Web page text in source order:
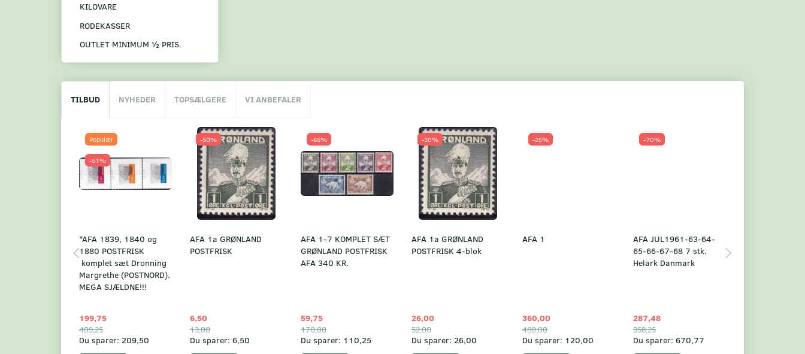
KILOVARE
RODEKASSER
OUTLET MINIMUM ½ PRIS.
TILBUD NYHEDER TOPSÆLGERE VI ANBEFALER
Populær
-51%
*AFA 1839, 1840 og
1880 POSTFRISK
komplet sæt Dronning
Margrethe (POSTNORD).
MEGA SJÆLDNE!!!
199,75
409,25
Du sparer: 209,50
-50%
AFA 1a GRØNLAND
POSTFRISK
6,50
13,00
Du sparer: 6,50
-65%
AFA 1-7 KOMPLET SÆT
GRØNLAND POSTFRISK
AFA 340 KR.
59,75
170,00
Du sparer: 110,25
-50%
AFA 1a GRØNLAND
POSTFRISK 4-blok
26,00
52,00
Du sparer: 26,00
-25%
AFA 1
360,00
480,00
Du sparer: 120,00
-70%
AFA JUL1961-63-64-
65-66-67-68 7 stk.
Helark Danmark
287,48
958,25
Du sparer: 670,77